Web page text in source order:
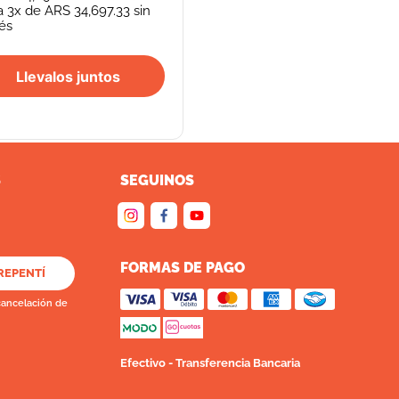
3x de ARS 34,697.33 sin
Llevalos juntos
de
SEGUINOS
FORMAS DE PAGO
Efectivo - Transferencia Bancaria